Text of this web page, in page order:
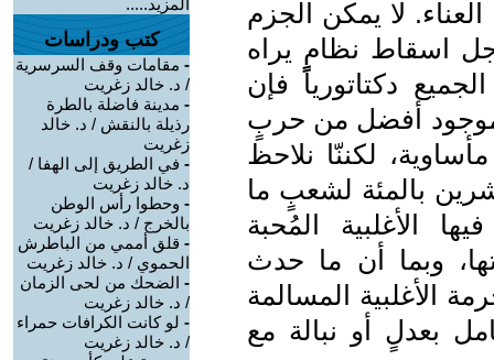
لا يمكن الجزم
اسقاط نظامٍ يراه
دكتاتورياً فإن
أفضل من حربٍ
لكننّا نلاحظ
بالمئة لشعبٍ ما
الأغلبية المُحبة
وبما أن ما حدث
الأغلبية المسالمة
بعدلٍ أو نبالة مع
المزيد.....
كتب ودراسات
- مقامات وقف السرسرية
/ د. خالد زغريت
- مدينة فاضلة بالطرة
رذيلة بالنقش / د. خالد
زغريت
- في الطريق إلى الهفا /
د. خالد زغريت
- وحطوا رأس الوطن
بالخرج / د. خالد زغريت
- قلق أممي من الباطرش
الحموي / د. خالد زغريت
- الضحك من لحى الزمان
/ د. خالد زغريت
- لو كانت الكرافات حمراء
/ د. خالد زغريت